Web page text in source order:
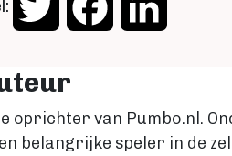
Twitter Facebook
oprichter van Pumbo.nl.
belangrijke speler in de